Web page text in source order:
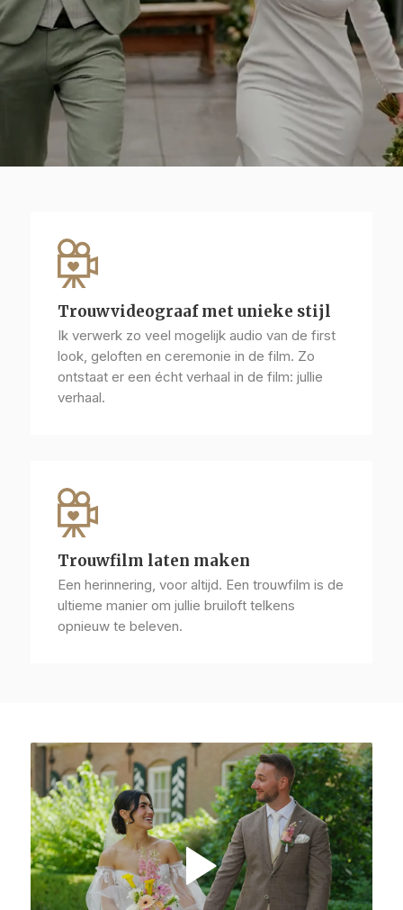
Trouwvideograaf met unieke stijl
Ik verwerk zo veel mogelijk audio van de first
look, geloften en ceremonie in de film. Zo
ontstaat er een écht verhaal in de film: jullie
verhaal.
Trouwfilm laten maken
Een herinnering, voor altijd. Een trouwfilm is de
ultieme manier om jullie bruiloft telkens
opnieuw te beleven.